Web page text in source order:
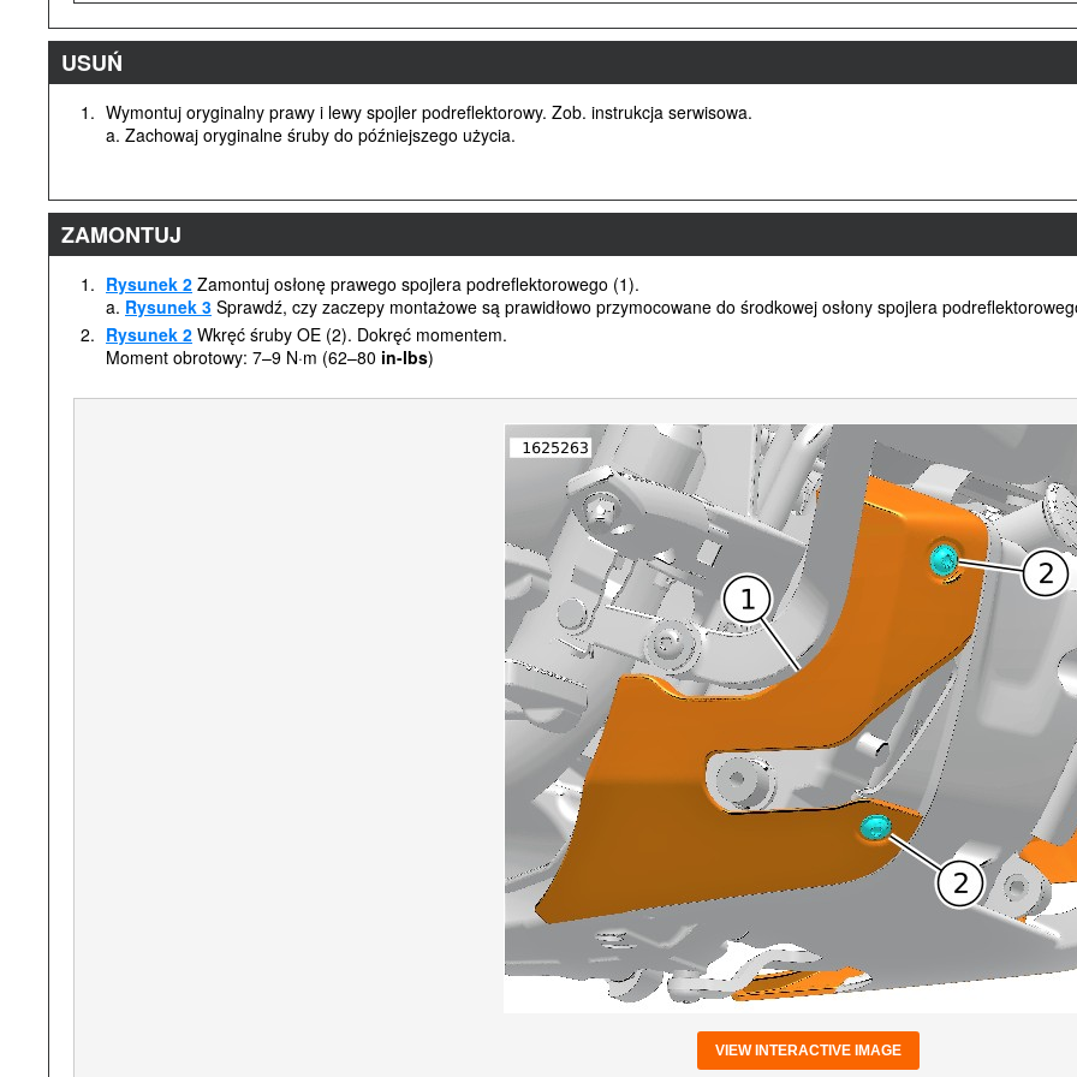
USUŃ
1. Wymontuj oryginalny prawy i lewy spojler podreflektorowy. Zob. instrukcja serwisowa.
a. Zachowaj oryginalne śruby do późniejszego użycia.
ZAMONTUJ
1. Rysunek 2 Zamontuj osłonę prawego spojlera podreflektorowego (1).
a. Rysunek 3 Sprawdź, czy zaczepy montażowe są prawidłowo przymocowane do środkowej osłony spojlera
2. Rysunek 2 Wkręć śruby OE (2). Dokręć momentem.
Moment obrotowy: 7–9 N·m (62–80 in-lbs)
VIEW INTERACTIVE IMAGE